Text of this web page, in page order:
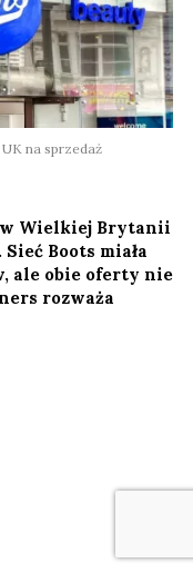
na sprzedaż
Wielkiej Brytanii
Boots miała
ale obie oferty nie
rozważa